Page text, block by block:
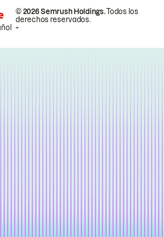
© 2026 Semrush Holdings.Todos los
derechos reservados.